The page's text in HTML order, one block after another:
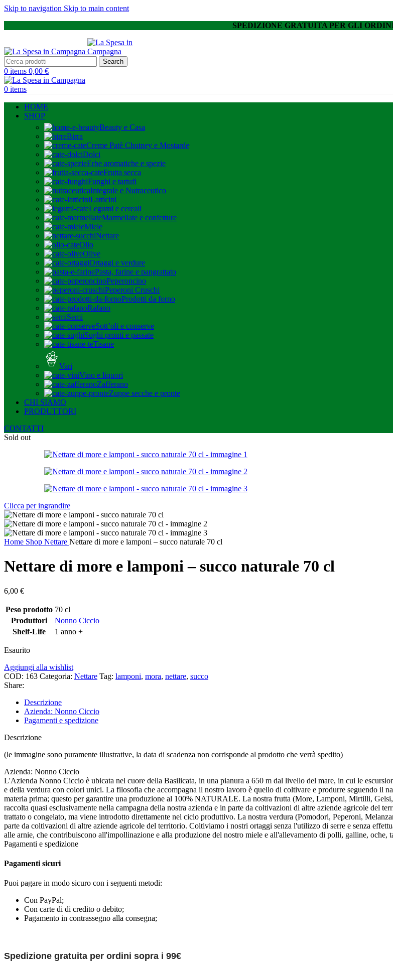
Skip to navigation Skip to main content
SPEDIZIONE GRATUITA PER GLI
Search
0 items 0,00 €
0 items
HOME
SHOP
Beauty e Casa
Birra
Creme Patè Chutney e Mostarde
Dolci
Erbe aromatiche e spezie
Frutta secca
Funghi e tartufi
Integrale e Nutraceutico
Latticini
Legumi e cereali
Marmellate e confetture
Miele
Nettare
Olio
Olive
Ortaggi e verdure
Pasta, farine e pangrattato
Peperoncino
Peperoni Cruschi
Prodotti da forno
Rafano
Semi
Sott’oli e conserve
Sughi pronti e passate
Tisane
Vari
Vino e liquori
Zafferano
Zuppe secche e pronte
CHI SIAMO
PRODUTTORI
CONTATTI
Sold out
Clicca per ingrandire
Home Shop Nettare Nettare di more e lamponi – succo naturale 70 cl
Nettare di more e lamponi – succo naturale 70 cl
6,00 €
Peso prodotto 70 cl
Produttori
Nonno Ciccio
Shelf-Life
1 anno +
Esaurito
Aggiungi alla wishlist
COD: 163 Categoria: Nettare Tag: lamponi, mora, nettare, succo
Share:
Descrizione
Azienda: Nonno Ciccio
Pagamenti e spedizione
Descrizione
(le immagine sono puramente illustrative, la data di scadenza non corrisponde al prodotto che verrà spedito)
Azienda: Nonno Ciccio
L'Azienda Nonno Ciccio è ubicata nel cuore della Basilicata, in una pianura a 650 m dal livello del mare, in cui le
e della verdura con colori unici. La filosofia che accompagna il nostro lavoro è quello di coltivare e produrre seguendo il
materia prima; questo per garantire una produzione al 100% NATURALE. La nostra frutta (More, Lamponi, Mirtilli,
raccolta quasi esclusivamente nella campagna della nostra azienda e in parte da coltivazioni di altre aziende agricole del
trattato o congelato, ma viene introdotto direttamente nel ciclo produttivo. La nostra verdura (Pomodori, Peperoni,
parte da coltivazioni di altre aziende agricole del territorio. Coltiviamo i nostri ortaggi senza l'utilizzo di serre e senza
alle arnie, che contribuiscono all'impollinazione e alla produzione del nostro miele e all'allevamento di polli, galline, oche,
Pagamenti e spedizione
Pagamenti sicuri
Puoi pagare in modo sicuro con i seguenti metodi:
Con PayPal;
Con carte di di credito o debito;
Pagamento in contrassegno alla consegna;
Spedizione gratuita per ordini sopra i 99€